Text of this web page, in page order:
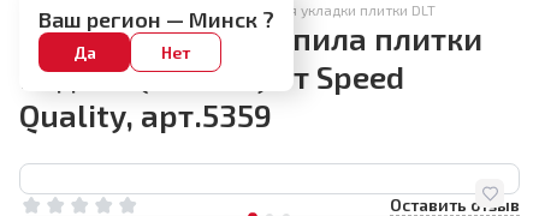
Ваш регион — Минск ?
Да Нет
Оборудование и приспособления для укладки плитки DLT
Пылеотвод для запила плитки
под 45° (гибкий) от Speed
Quality, арт.5359
Оставить отзыв